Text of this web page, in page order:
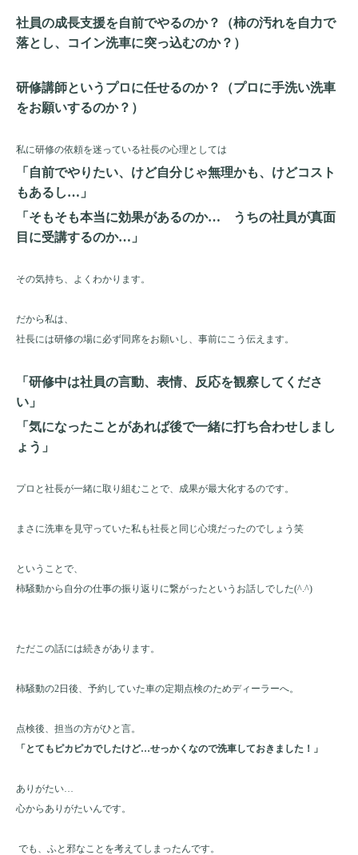
社員の成長支援を自前でやるのか？（柿の汚れを自力で
落とし、コイン洗車に突っ込むのか？）
研修講師というプロに任せるのか？（プロに手洗い洗車
をお願いするのか？）
私に研修の依頼を迷っている社長の心理としては
「自前でやりたい、けど自分じゃ無理かも、けどコスト
もあるし…」
「そもそも本当に効果があるのか… うちの社員が真面
目に受講するのか…」
その気持ち、よくわかります。
だから私は、
社長には研修の場に必ず同席をお願いし、事前にこう伝えます。
「研修中は社員の言動、表情、反応を観察してくださ
い」
「気になったことがあれば後で一緒に打ち合わせしまし
ょう」
プロと社長が一緒に取り組むことで、成果が最大化するのです。
まさに洗車を見守っていた私も社長と同じ心境だったのでしょう笑
ということで、
柿騒動から自分の仕事の振り返りに繋がったというお話しでした(^.^)
ただこの話には続きがあります。
柿騒動の2日後、予約していた車の定期点検のためディーラーへ。
点検後、担当の方がひと言。
「とてもピカピカでしたけど…せっかくなので洗車しておきました！」
ありがたい…
心からありがたいんです。
でも、ふと邪なことを考えてしまったんです。